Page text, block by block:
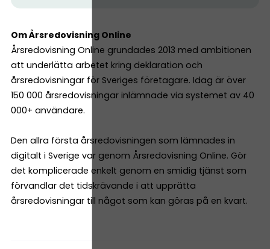
Om Årsredovisning Online
Årsredovisning Online grundades 2013 med ambitionen
att underlätta arbetet kring deklaration och
årsredovisningar för Sveriges företagare. Idag är över
150 000 årsredovisningar inlämnade via systemet av 40
000+ användare.
Den allra första årsredovisningen som lämnades in
digitalt i Sverige var genom Årsredovisning Online. Gör
det komplicerade enkelt genom en smidig tjänst som
förvandlar det tidskrävande i att upprätta
årsredovisningar till något som kan göras på en kvart.